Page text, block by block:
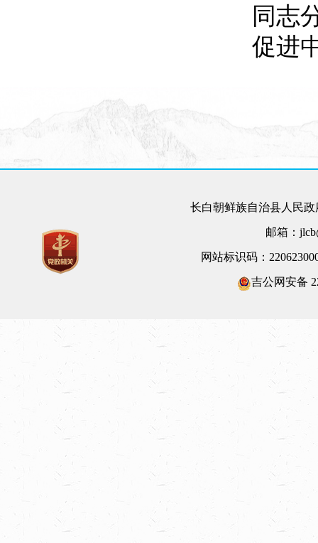
同志
促进
长白朝鲜族自治县人民
邮箱：
网站标识码：
吉公网安备